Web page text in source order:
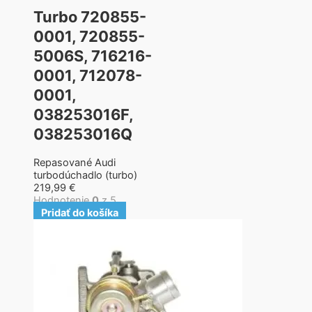
Turbo 720855-
0001, 720855-
5006S, 716216-
0001, 712078-
0001,
038253016F,
038253016Q
Repasované Audi
turbodúchadlo (turbo)
219,99 €
Hodnotenie0z 5
Pridať do košíka